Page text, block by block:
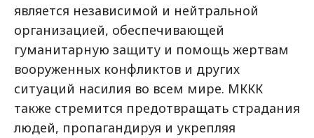
является независимой и нейтральной
организацией, обеспечивающей
гуманитарную защиту и помощь жертвам
вооруженных конфликтов и других
ситуаций насилия во всем мире. МККК
также стремится предотвращать страдания
людей, пропагандируя и укрепляя